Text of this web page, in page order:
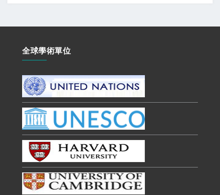
全球學術單位